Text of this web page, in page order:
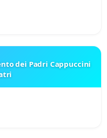
dei Padri Cappuccini